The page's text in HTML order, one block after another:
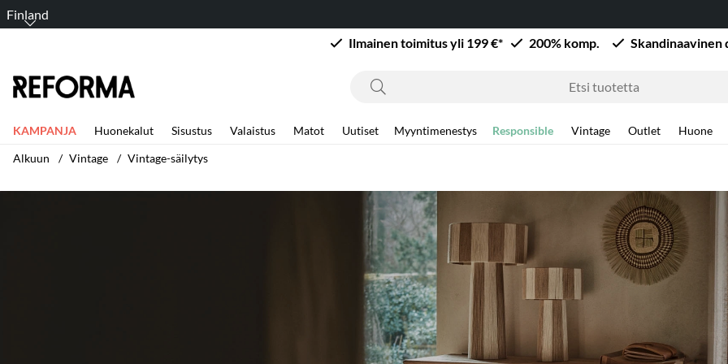
Finland
Ilmainen toimitus yli 199 €*
200% komp. Skandinaavinen
KAMPANJA Huonekalut Sisustus Valaistus Matot Uutiset Myyntimenestys Responsible Vintage Outlet Huone
Alkuun
Vintage Vintage-säilytys